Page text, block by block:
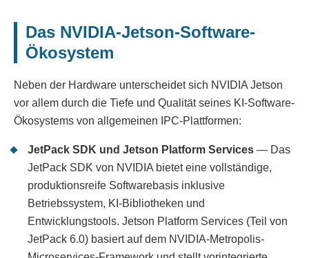
Das NVIDIA-Jetson-Software-
Ökosystem
Neben der Hardware unterscheidet sich NVIDIA Jetson
vor allem durch die Tiefe und Qualität seines KI-Software-
Ökosystems von allgemeinen IPC-Plattformen:
JetPack SDK und Jetson Platform Services — Das
JetPack SDK von NVIDIA bietet eine vollständige,
produktionsreife Softwarebasis inklusive
Betriebssystem, KI-Bibliotheken und
Entwicklungstools. Jetson Platform Services (Teil von
JetPack 6.0) basiert auf dem NVIDIA-Metropolis-